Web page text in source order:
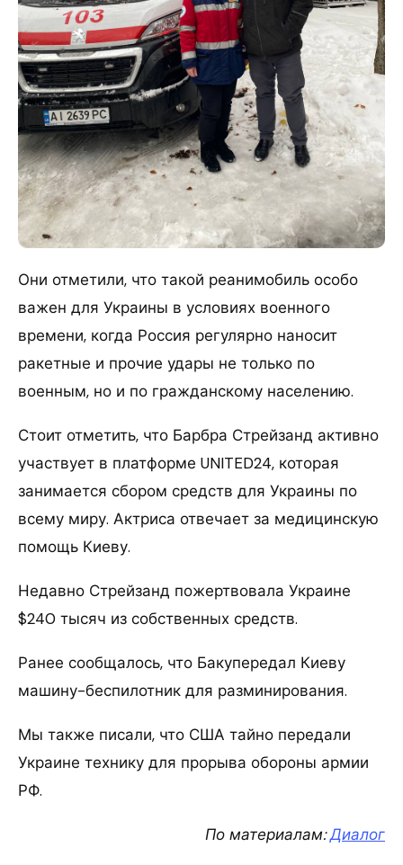
Они отметили, что такой реанимобиль особо
важен для Украины в условиях военного
времени, когда Россия регулярно наносит
ракетные и прочие удары не только по
военным, но и по гражданскому населению.
Стоит отметить, что Барбра Стрейзанд активно
участвует в платформе UNITED24, которая
занимается сбором средств для Украины по
всему миру. Актриса отвечает за медицинскую
помощь Киеву.
Недавно Стрейзанд пожертвовала Украине
$240 тысяч из собственных средств.
Ранее сообщалось, что Бакупередал Киеву
машину-беспилотник для разминирования.
Мы также писали, что США тайно передали
Украине технику для прорыва обороны армии
РФ.
По материалам:Диалог